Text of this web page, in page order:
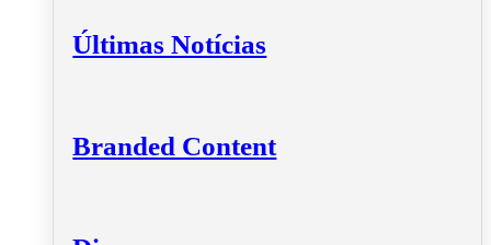
Últimas Notícias
Branded Content